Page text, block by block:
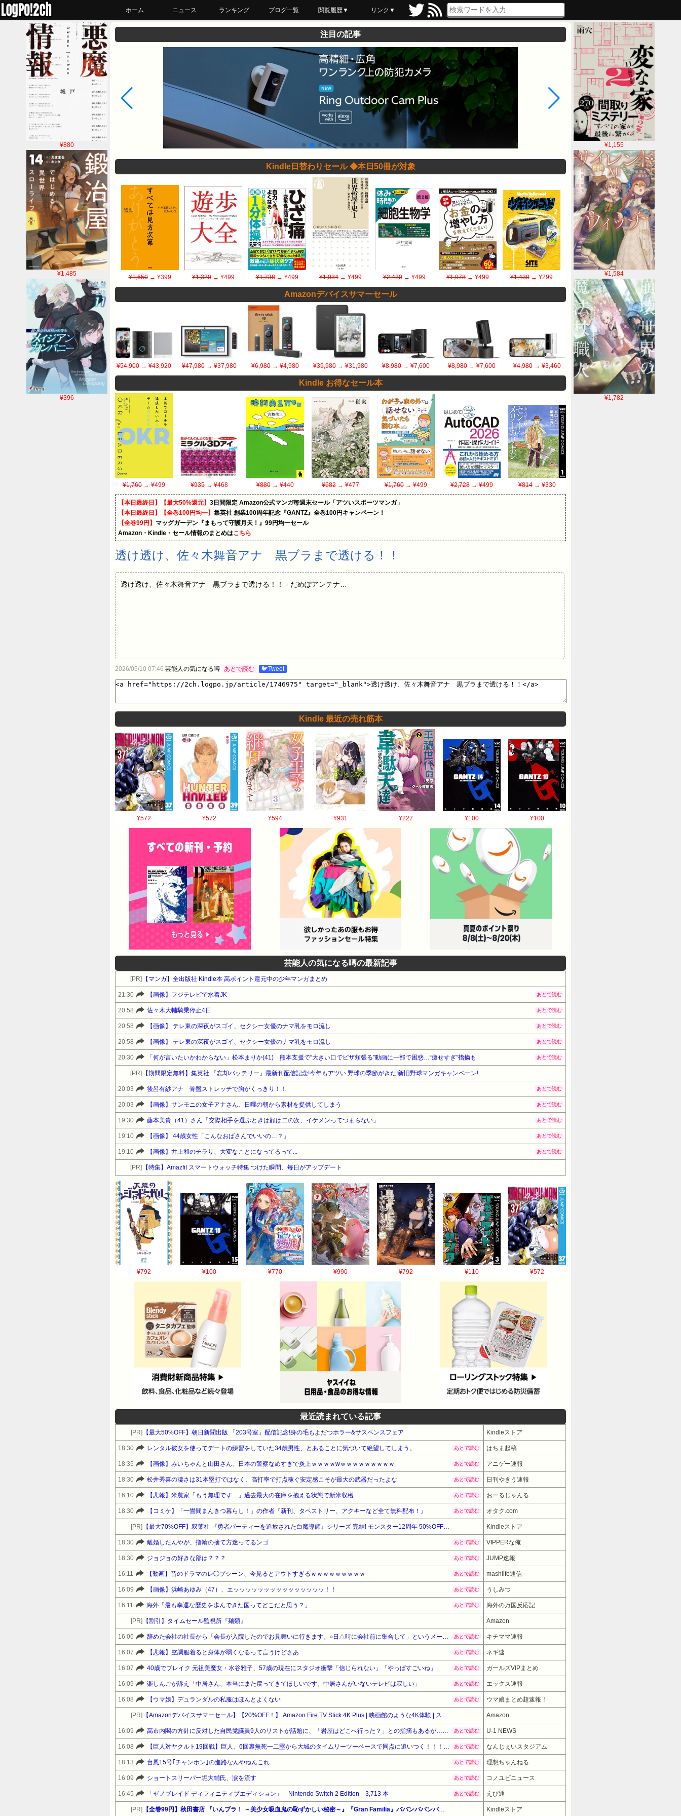
ホーム ニュース ランキング ブログ一覧 閲覧履歴▼
最近読んだ
あとで読む
ブックマーク
リンク▼
¥1,155
¥1,584
¥1,782
¥880
¥1,485
¥396
注目の記事
Kindle日替わりセール ◆本日50冊が対象
¥1,650→ ¥399 ¥1,320 → ¥499 ¥1,738→ ¥499 ¥1,034 → ¥499 ¥2,420→ ¥499 ¥1,078 → ¥499 ¥1,430→ ¥299
Amazonデバイスサマーセール
¥54,900 → ¥43,920 ¥47,980→ ¥37,980 ¥6,980→ ¥4,980 ¥39,980→ ¥31,980 ¥8,980→ ¥7,600 ¥8,980→ ¥7,600 ¥4,980→ ¥3,460
Kindle お得なセール本
¥1,760 → ¥499 ¥935→ ¥468 ¥880→ ¥440 ¥682→ ¥477 ¥1,760→ ¥499 ¥2,728→ ¥499 ¥814→ ¥330
【本日最終日】【最大50%還元】 3日間限定 Amazon公式マンガ毎週末セール「アツいスポーツマンガ」
【本日最終日】【全巻100円均一】 集英社 創業100周年記念『GANTZ』全巻100円キャンペーン！
【全巻99円】 マッグガーデン『まもって守護月天！』99円均一セール
Amazon・Kindle・セール情報のまとめはこちら
透け透け、佐々木舞音アナ 黒ブラまで透ける！！
透け透け、佐々木舞音アナ 黒ブラまで透ける！！ - だめぽアンテナ…
2026/05/10 07:46 芸能人の気になる噂 あとで読む 🐦Tweet
Kindle 最近の売れ筋本
¥572 ¥572 ¥594 ¥931 ¥227 ¥100 ¥100
芸能人の気になる噂の最新記事
[PR] 【マンガ】全出版社 Kindle本 高ポイント還元中の少年マンガまとめ
21:30 【画像】フジテレビで水着JK あとで読む
20:58 佐々木大輔騎乗停止4日 あとで読む
20:58 【画像】 テレ東の深夜がスゴイ、セクシー女優のナマ乳をモロ流し あとで読む
20:58 【画像】 テレ東の深夜がスゴイ、セクシー女優のナマ乳をモロ流し あとで読む
20:30 「何が言いたいかわからない」松本まりか(41) 熊本支援で“大きい口でピザ頬張る”動画に一部で困惑…“痩せすぎ”指摘も あとで読む
[PR] 【期間限定無料】集英社 『忘却バッテリー』最新刊配信記念!今年もアツい 野球の季節がきた!新旧野球マンガキャンペーン!
20:03 後呂有紗アナ 骨盤ストレッチで胸がくっきり！！ あとで読む
20:03 【画像】サンモニの女子アナさん、日曜の朝から素材を提供してしまう あとで読む
19:30 藤本美貴（41）さん「交際相手を選ぶときは顔は二の次、イケメンってつまらない」 あとで読む
19:10 【画像】 44歳女性「こんなおばさんでいいの…？」 あとで読む
19:10 【画像】井上和のチラり、大変なことになってるって... あとで読む
[PR] 【特集】Amazfit スマートウォッチ特集 つけた瞬間、毎日がアップデート
¥792 ¥100 ¥770 ¥990 ¥792 ¥110 ¥572
最近読まれている記事
[PR] 【最大50%OFF】朝日新聞出版 「203号室」配信記念!身の毛もよだつホラー&サスペンスフェア Kindleストア
18:30 レンタル彼女を使ってデートの練習をしていた34歳男性、とあることに気づいて絶望してしまう。 あとで読む はちま起稿
18:35 【画像】みいちゃんと山田さん、日本の警察なめすぎで炎上ｗｗｗｗwｗｗｗｗｗｗｗｗｗ あとで読む アニゲー速報
18:30 松井秀喜の凄さは31本塁打ではなく、高打率で打点稼ぐ安定感こそが最大の武器だったよな あとで読む 日刊やきう速報
16:10 【悲報】米農家「もう無理です…」過去最大の在庫を抱える状態で新米収穫 あとで読む おーるじゃんる
18:30 【コミケ】「一畳間まんきつ暮らし！」の作者『新刊、タペストリー、アクキーなど全て無料配布！』 あとで読む オタク.com
[PR] 【最大70%OFF】双葉社 『勇者パーティーを追放された白魔導師』シリーズ 完結! モンスター12周年 50%OFFセール『最強陰陽師の異世界転生記』他 Kindleストア
18:30 離婚したんやが、指輪の捨て方迷ってるンゴ あとで読む VIPPERな俺
18:30 ジョジョの好きな部は？？？ あとで読む JUMP速報
16:11 【動画】昔のドラマのレ◯プシーン、今見るとアウトすぎるｗｗｗｗｗｗｗｗｗ あとで読む mashlife通信
16:09 【画像】浜崎あゆみ（47）、エッッッッッッッッッッッッッッッ！！ あとで読む うしみつ
16:11 海外「最も幸運な歴史を歩んできた国ってどこだと思う？」 あとで読む 海外の万国反応記
[PR] 【割引】タイムセール監視所『麺類』 Amazon
16:06 辞めた会社の社長から「会長が入院したのでお見舞いに行きます。○日△時に会社前に集合して」というメールが来た。辞めた人間が行くわけないだろ→無視してたら、社長からさらに… あとで読む キチママ速報
16:07 【悲報】空調服着ると身体が弱くなるって言うけどさあ あとで読む ネギ速
16:07 40歳でブレイク 元祖美魔女・水谷雅子、57歳の現在にスタジオ衝撃「信じられない」「やっぱすごいね」 あとで読む ガールズVIPまとめ
16:09 楽しんごが訴え「中居さん、本当にまた戻ってきてほしいです。中居さんがいないテレビは寂しい」 あとで読む エックス速報
16:08 【ウマ娘】デュランダルの私服はほんとよくない あとで読む ウマ娘まとめ超速報！
[PR] 【Amazonデバイスサマーセール】【20%OFF！】 Amazon Fire TV Stick 4K Plus | 映画館のような4K体験 | ストリーミングメディアプレイヤー Amazon
16:09 高市内閣の方針に反対した自民党議員9人のリストが話題に、「岩屋はどこへ行った？」との指摘もあるが…… あとで読む U-1 NEWS
16:08 【巨人対ヤクルト19回戦】巨人、6回裏無死一二塁から大城のタイムリーツーベースで同点に追いつく！！！！！！！！！！！ あとで読む なんじぇいスタジアム
18:13 台風15号｢チャンホン｣の進路なんやねんこれ あとで読む 理想ちゃんねる
16:09 ショートスリーパー堀大輔氏、涙を流す あとで読む コノユビニュース
16:45 「ゼノブレイド ディフィニティブエディション」 Nintendo Switch 2 Edition 3,713 本 あとで読む えび通
[PR] 【全巻99円】秋田書店 『いんブラ！ ～美少女吸血鬼の恥ずかしい秘密～』『Gran Familia』ババンババンバンバンパイア最新巻発売記念吸血鬼セール！ Kindleストア